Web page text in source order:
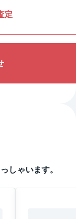
定
しゃいます。